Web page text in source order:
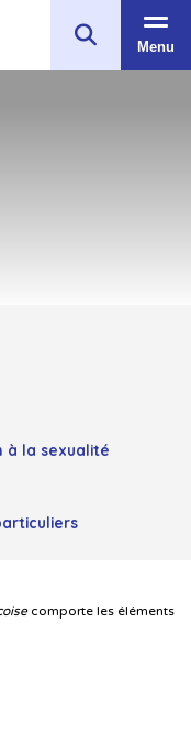
Menu
à la sexualité
comporte les éléments